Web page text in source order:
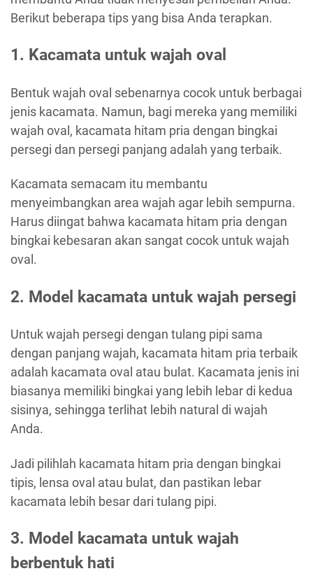
Berikut beberapa tips yang bisa Anda terapkan.
1. Kacamata untuk wajah oval
Bentuk wajah oval sebenarnya cocok untuk berbagai
jenis kacamata. Namun, bagi mereka yang memiliki
wajah oval, kacamata hitam pria dengan bingkai
persegi dan persegi panjang adalah yang terbaik.
Kacamata semacam itu membantu
menyeimbangkan area wajah agar lebih sempurna.
Harus diingat bahwa kacamata hitam pria dengan
bingkai kebesaran akan sangat cocok untuk wajah
oval.
2. Model kacamata untuk wajah persegi
Untuk wajah persegi dengan tulang pipi sama
dengan panjang wajah, kacamata hitam pria terbaik
adalah kacamata oval atau bulat. Kacamata jenis ini
biasanya memiliki bingkai yang lebih lebar di kedua
sisinya, sehingga terlihat lebih natural di wajah
Anda.
Jadi pilihlah kacamata hitam pria dengan bingkai
tipis, lensa oval atau bulat, dan pastikan lebar
kacamata lebih besar dari tulang pipi.
3. Model kacamata untuk wajah
berbentuk hati